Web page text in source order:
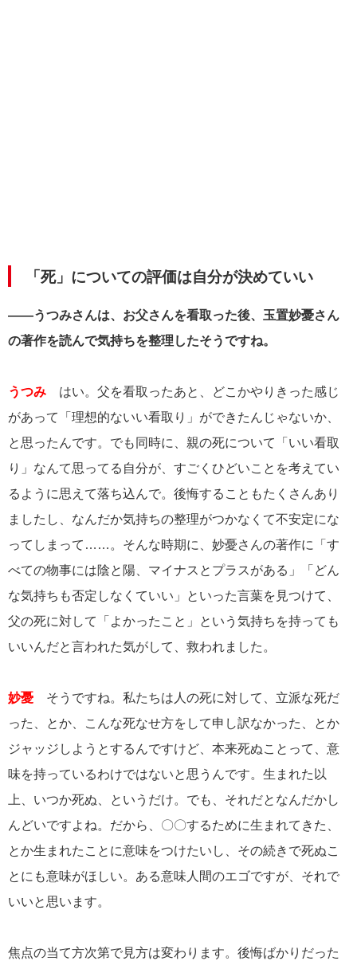
「死」についての評価は自分が決めていい
――うつみさんは、お父さんを看取った後、玉置妙憂さん
の著作を読んで気持ちを整理したそうですね。
うつみ
はい。父を看取ったあと、どこかやりきった感じ
があって「理想的ないい看取り」ができたんじゃないか、
と思ったんです。でも同時に、親の死について「いい看取
り」なんて思ってる自分が、すごくひどいことを考えてい
るように思えて落ち込んで。後悔することもたくさんあり
ましたし、なんだか気持ちの整理がつかなくて不安定にな
ってしまって……。そんな時期に、妙憂さんの著作に「す
べての物事には陰と陽、マイナスとプラスがある」「どん
な気持ちも否定しなくていい」といった言葉を見つけて、
父の死に対して「よかったこと」という気持ちを持っても
いいんだと言われた気がして、救われました。
妙憂 そうですね。私たちは人の死に対して、立派な死だ
った、とか、こんな死なせ方をして申し訳なかった、とか
ジャッジしようとするんですけど、本来死ぬことって、意
味を持っているわけではないと思うんです。生まれた以
上、いつか死ぬ、というだけ。でも、それだとなんだかし
んどいですよね。だから、〇〇するために生まれてきた、
とか生まれたことに意味をつけたいし、その続きで死ぬこ
とにも意味がほしい。ある意味人間のエゴですが、それで
いいと思います。
焦点の当て方次第で見方は変わります。後悔ばかりだった